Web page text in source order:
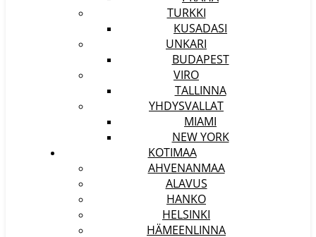
TURKKI
KUSADASI
UNKARI
BUDAPEST
VIRO
TALLINNA
YHDYSVALLAT
MIAMI
NEW YORK
KOTIMAA
AHVENANMAA
ALAVUS
HANKO
HELSINKI
HÄMEENLINNA